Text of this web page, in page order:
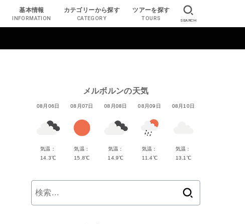
基本情報
INFORMATION
カテゴリーから探す
CATEGORY
ツアーを探す
TOURS SEARCH
メルボルンの天気
08月06日
気温：
14.3℃
08月07日
気温：
15.8℃
08月08日
気温：
14.9℃
08月09日
気温：
11.4℃
08月10日
気温：
13.1℃